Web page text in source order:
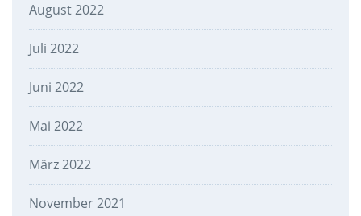
August 2022
Juli 2022
Juni 2022
Mai 2022
März 2022
November 2021